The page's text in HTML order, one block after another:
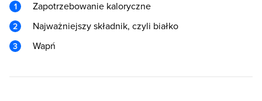
Zapotrzebowanie kaloryczne
Najważniejszy składnik, czyli białko
Wapń